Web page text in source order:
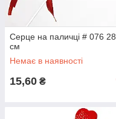
Серце на паличці # 076 28
см
Немає в наявності
15,60 ₴